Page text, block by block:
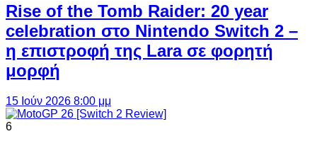
Rise of the Tomb Raider: 20 year
celebration στο Nintendo Switch 2 –
η επιστροφή της Lara σε φορητή
μορφή
15 Ιούν 2026 8:00 μμ
6